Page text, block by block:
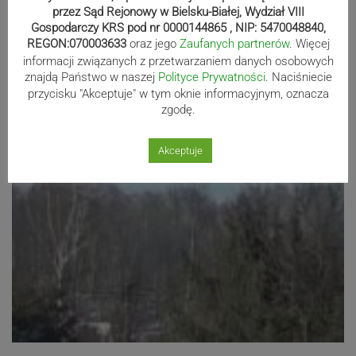
22.01.2019 15:20
przez Sąd Rejonowy w Bielsku-Białej, Wydział VIII
Gospodarczy KRS pod nr 0000144865 , NIP: 5470048840,
REGON:070003633 oraz jego Zaufanych partnerów. Więcej
informacji związanych z przetwarzaniem danych osobowych
znajdą Państwo w naszej Polityce Prywatności. Naciśniecie
przycisku "Akceptuje" w tym oknie informacyjnym, oznacza
zgodę.
Akceptuje